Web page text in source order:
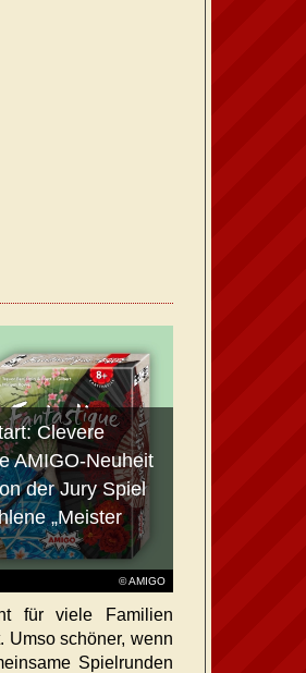
© AMIGO
Clevere
AMIGO-Neuheit
der Jury Spiel
„Meister
für viele Familien
Umso schöner, wenn
Spielrunden